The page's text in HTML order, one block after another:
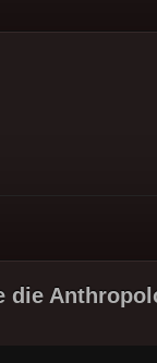
die